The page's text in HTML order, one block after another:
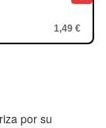
1,49 €
por su